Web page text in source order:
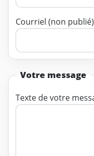
Courriel (non publié)
Votre message